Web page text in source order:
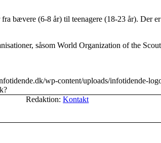
bævere (6-8 år) til teenagere (18-23 år). Der
såsom World Organization of the
wp-content/uploads/infotidende-
Redaktion:Kontakt